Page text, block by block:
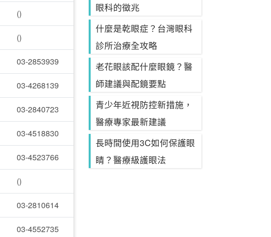
()
()
03-2853939
03-4268139
03-2840723
03-4518830
03-4523766
()
03-2810614
03-4552735
眼科的徵兆
什麼是乾眼症？台灣眼科
診所治療全攻略
老花眼該配什麼眼鏡？醫
師建議與配鏡要點
青少年近視防控新措施，
醫療專家最新建議
長時間使用3C如何保護眼
睛？醫療級護眼法